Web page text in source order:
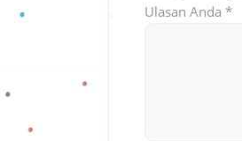
Ulasan Anda *